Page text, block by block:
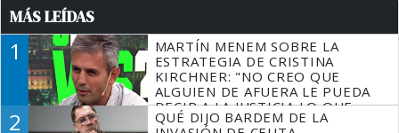
MÁS LEÍDAS
1
MARTÍN MENEM SOBRE LA
ESTRATEGIA DE CRISTINA
KIRCHNER: "NO CREO QUE
ALGUIEN DE AFUERA LE PUEDA
DECIR A LA JUSTICIA LO QUE
TIENE QUE HACER"
2
QUÉ DIJO BARDEM DE LA